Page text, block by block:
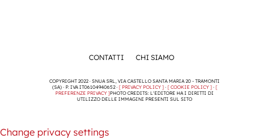
CONTATTI CHI SIAMO
COPYRIGHT 2022 · SNUA SRL, VIA CASTELLO SANTA MARIA 20 - TRAMONTI
(SA) · P. IVA IT06104940652 · [ PRIVACY POLICY ]· [ COOKIE POLICY ]· [
PREFERENZE PRIVACY ]PHOTO CREDITS: L'EDITORE HA I DIRITTI DI
UTILIZZO DELLE IMMAGINI PRESENTI SUL SITO
Change privacy settings